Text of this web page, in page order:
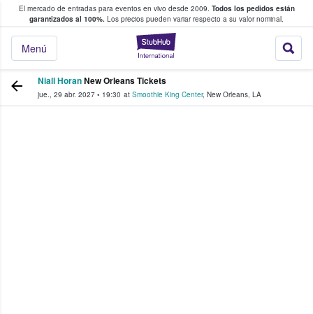
El mercado de entradas para eventos en vivo desde 2009. Todos los pedidos están
garantizados al 100%. Los precios pueden variar respecto a su valor nominal.
StubHub:
Menú
y venta de entradas entre fans
Niall HoranNew Orleans Tickets
jue., 29 abr. 2027 • 19:30 at Smoothie King Center, New Orleans, LA